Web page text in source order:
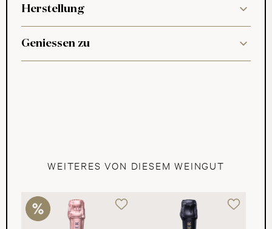
Herstellung
Geniessen zu
WEITERES VON DIESEM WEINGUT